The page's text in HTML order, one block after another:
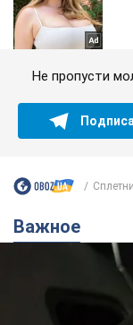
Не пропусти
Сплетни
Важное